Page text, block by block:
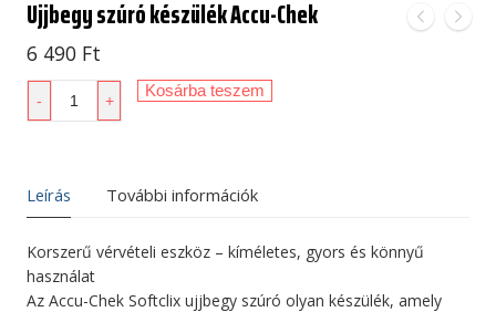
Ujjbegy szúró készülék Accu-Chek
6 490 Ft
Ujjbegy
szúró
Chek
mennyiség
- +
Kosárba teszem
Leírás További információk
Korszerű vérvételi eszköz – kíméletes, gyors és könnyű
használat
Az Accu-Chek Softclix ujjbegy szúró olyan készülék, amely